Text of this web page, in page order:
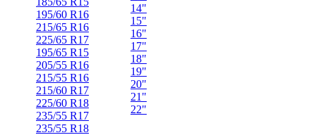
195/60 R16
215/65 R16
225/65 R17
195/65 R15
205/55 R16
215/55 R16
215/60 R17
225/60 R18
235/55 R17
235/55 R18
14"
15"
16"
17"
18"
19"
20"
21"
22"